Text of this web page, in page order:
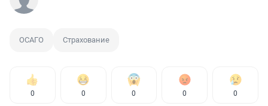
ОСАГО Страхование
0 0 0 0 0